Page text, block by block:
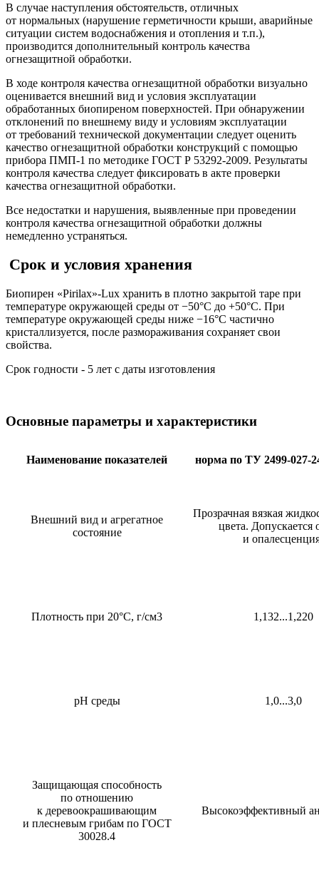
В случае наступления обстоятельств, отличных
от нормальных (нарушение герметичности крыши, аварийные
ситуации систем водоснабжения и отопления и т.п.),
производится дополнительный контроль качества
огнезащитной обработки.
В ходе контроля качества огнезащитной обработки визуально
оценивается внешний вид и условия эксплуатации
обработанных биопиреном поверхностей. При обнаружении
отклонений по внешнему виду и условиям эксплуатации
от требований технической документации следует оценить
качество огнезащитной обработки конструкций с помощью
прибора ПМП-1 по методике ГОСТ Р 53292-2009. Результаты
контроля качества следует фиксировать в акте проверки
качества огнезащитной обработки.
Все недостатки и нарушения, выявленные при проведении
контроля качества огнезащитной обработки должны
немедленно устраняться.
Срок и условия хранения
Биопирен «Pirilax»-Lux хранить в плотно закрытой таре при
температуре окружающей среды от −50°С до +50°С. При
температуре окружающей среды ниже −16°С частично
кристаллизуется, после размораживания сохраняет свои
свойства.
Срок годности - 5 лет с даты изготовления
Основные параметры и характеристики
Наименование показателей норма по ТУ 2499-027-
Внешний вид и агрегатное
состояние
Прозрачная вязкая
цвета. Допускается
и
Плотность при 20°С, г/см3 1,132...1,220
рН среды 1,0...3,0
Защищающая способность
по отношению
к деревоокрашивающим
и плесневым грибам по ГОСТ
30028.4
Высокоэффективный